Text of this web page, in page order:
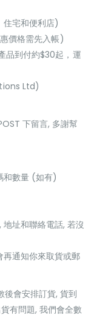
住宅和便利店)
價格需先入帳)
品到付約$30起，運
Ltd)
下留言, 多謝幫
和數量 (如有)
址和聯絡電話, 若沒
通知你來取貨或郵
後會安排訂貨, 貨到
有問題, 我們會全數